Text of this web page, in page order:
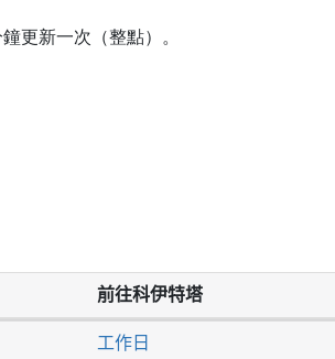
式
更新一次（整點）。
前往科伊特塔
工作日